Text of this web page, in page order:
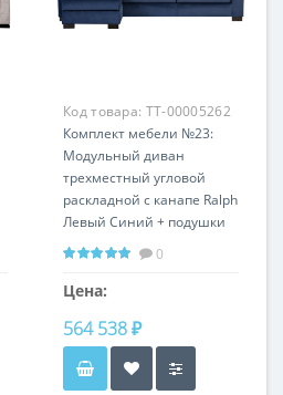
Код товара: TT-00005262
Комплект мебели №23:
Модульный диван
трехместный угловой
раскладной с канапе Ralph
Левый Синий + подушки
Gen35
0
Цена:
564 538 ₽